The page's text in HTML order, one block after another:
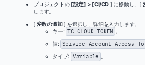
プロジェクトの [設定] > [CI/CD] に移動し、[
します。
[ 変数の追加] を選択し、詳細を入力します。
キー: TC_CLOUD_TOKEN 。
値: Service Account Access
タイプ: Variable 。